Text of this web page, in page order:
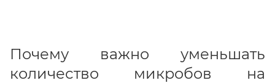
Почему важно уменьшать
количество микробов на